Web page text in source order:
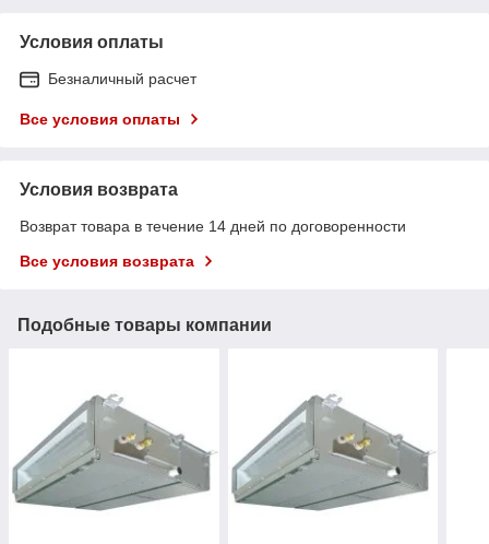
Условия оплаты
Безналичный расчет
Все условия оплаты
Условия возврата
Возврат товара в течение 14 дней по договоренности
Все условия возврата
Подобные товары компании